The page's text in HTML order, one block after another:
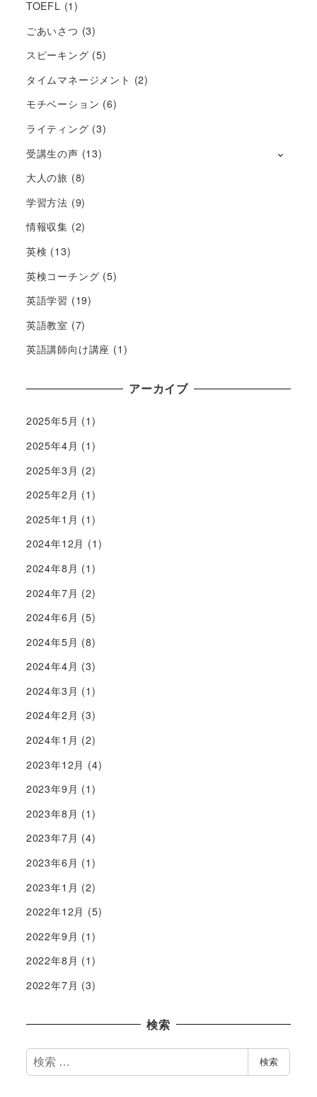
TOEFL (1)
ごあいさつ (3)
スピーキング (5)
タイムマネージメント (2)
モチベーション (6)
ライティング (3)
受講生の声 (13)
大人の旅 (8)
学習方法 (9)
情報収集 (2)
英検 (13)
英検コーチング (5)
英語学習 (19)
英語教室 (7)
英語講師向け講座 (1)
アーカイブ
2025年5月 (1)
2025年4月 (1)
2025年3月 (2)
2025年2月 (1)
2025年1月 (1)
2024年12月 (1)
2024年8月 (1)
2024年7月 (2)
2024年6月 (5)
2024年5月 (8)
2024年4月 (3)
2024年3月 (1)
2024年2月 (3)
2024年1月 (2)
2023年12月 (4)
2023年9月 (1)
2023年8月 (1)
2023年7月 (4)
2023年6月 (1)
2023年1月 (2)
2022年12月 (5)
2022年9月 (1)
2022年8月 (1)
2022年7月 (3)
検索
検
索
検索